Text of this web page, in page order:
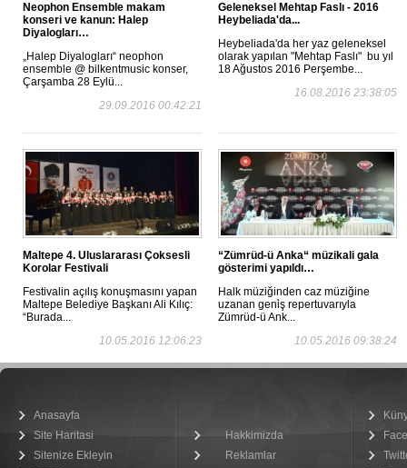
Neophon Ensemble makam
konseri ve kanun: Halep
Diyalogları…
„Halep Diyalogları“ neophon
ensemble @ bilkentmusic konser,
Çarşamba 28 Eylü...
29.09.2016 00:42:21
Geleneksel Mehtap Faslı - 2016
Heybeliada'da...
Heybeliada'da her yaz geleneksel
olarak yapılan "Mehtap Faslı" bu yıl
18 Ağustos 2016 Perşembe...
16.08.2016 23:38:05
Maltepe 4. Uluslararası Çoksesli
Korolar Festivali
Festivalin açılış konuşmasını yapan
Maltepe Belediye Başkanı Ali Kılıç:
“Burada...
10.05.2016 12:06:23
“Zümrüd-ü Anka“ müzikali gala
gösterimi yapıldı…
Halk müziğinden caz müziğine
uzanan geni̇ş repertuvarıyla
Zümrüd-ü Ank...
10.05.2016 09:38:24
Anasayfa
Site Haritasi
Sitenize Ekleyin
Hakkimizda
Reklamlar